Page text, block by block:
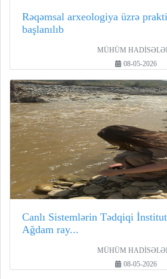
Rəqəmsal arxeologiya üzrə
başlanılıb
MÜHÜM
08-05-2026
Canlı Sistemlərin Tədqiqi
Ağdam ray...
MÜHÜM
08-05-2026